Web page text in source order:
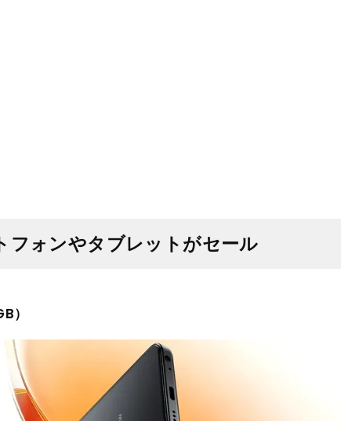
ォンやタブレットがセール
）